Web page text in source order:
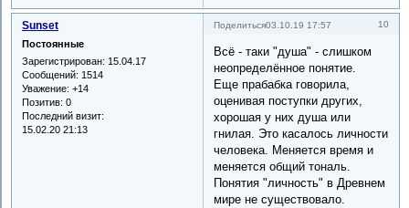
Поделиться 10
03.10.19 17:57
Sunset
Постоянные
Зарегистрирован: 15.04.17
Сообщений: 1514
Уважение: +14
Позитив: 0
Последний визит:
15.02.20 21:13
Всё - таки "душа" - слишком
неопределённое понятие.
Еще прабабка говорила,
оценивая поступки других,
хорошая у них душа или
гнилая. Это касалось личности
человека. Меняется время и
меняется общий тональ.
Понятия "личность" в Древнем
мире не существовало.